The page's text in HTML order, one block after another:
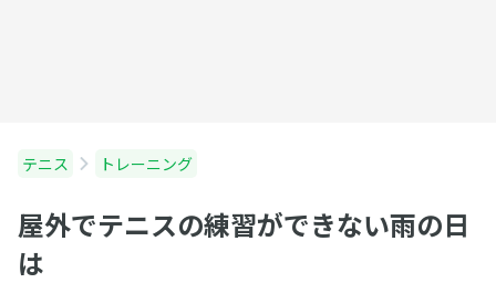
テニス トレーニング
屋外でテニスの練習ができない雨の日
は